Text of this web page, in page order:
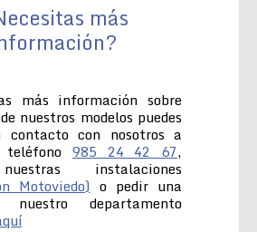
más
más información sobre
nuestros modelos puedes
contacto con nosotros a
985 24 42 67,
instalaciones
Motoviedo) o pedir una
departamento